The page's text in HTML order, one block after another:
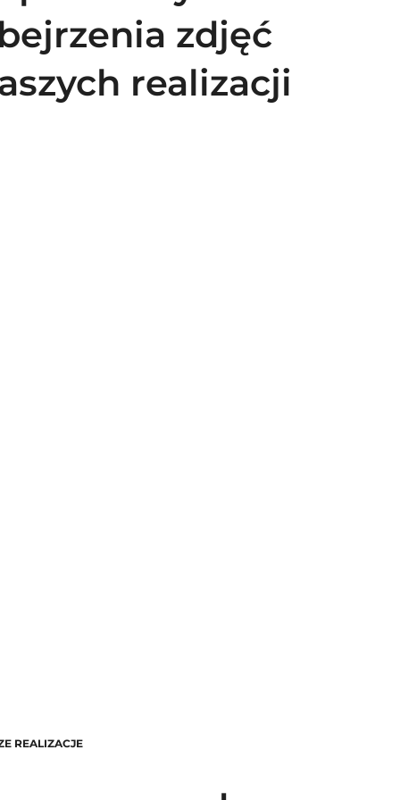
zdjęć
realizacji
REALIZACJE